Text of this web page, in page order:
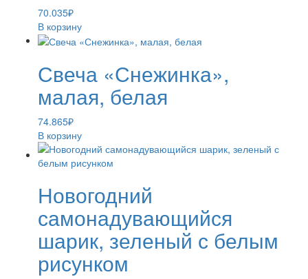
70.035₽
В корзину
Свеча «Снежинка»,
малая, белая
74.865₽
В корзину
Новогодний
самонадувающийся
шарик, зеленый с белым
рисунком